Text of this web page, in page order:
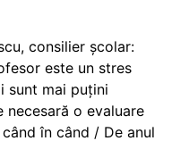
consilier școlar:
este un stres
sunt mai puțini
necesară o evaluare
în când / De anul